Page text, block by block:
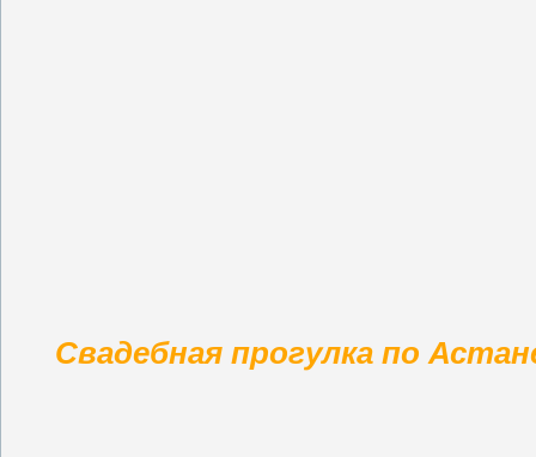
Свадебная прогулка по